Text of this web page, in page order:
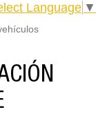
Language ▼